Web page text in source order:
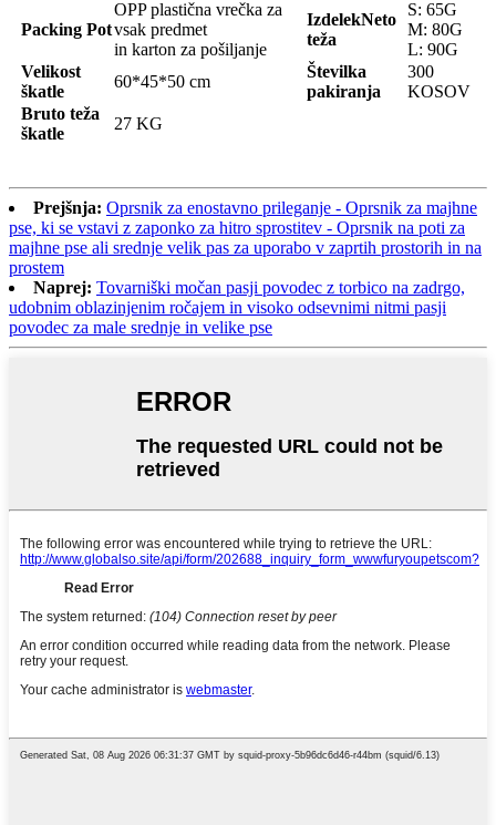
Packing Pot
OPP plastična vrečka za
vsak predmet
in karton za pošiljanje
IzdelekNeto
teža
S: 65G
M: 80G
L: 90G
Velikost
škatle
60*45*50 cm
Številka
pakiranja
300
KOSOV
Bruto teža
škatle
27 KG
Prejšnja: Oprsnik za enostavno prileganje - Oprsnik za majhne
pse, ki se vstavi z zaponko za hitro sprostitev - Oprsnik na poti za
majhne pse ali srednje velik pas za uporabo v zaprtih prostorih in na
prostem
Naprej: Tovarniški močan pasji povodec z torbico na zadrgo,
udobnim oblazinjenim ročajem in visoko odsevnimi nitmi pasji
povodec za male srednje in velike pse